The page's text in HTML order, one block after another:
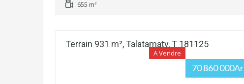
655 m²
Terrain 931 m², Talatamaty, T 181125
A Vendre
70 860 000Ar